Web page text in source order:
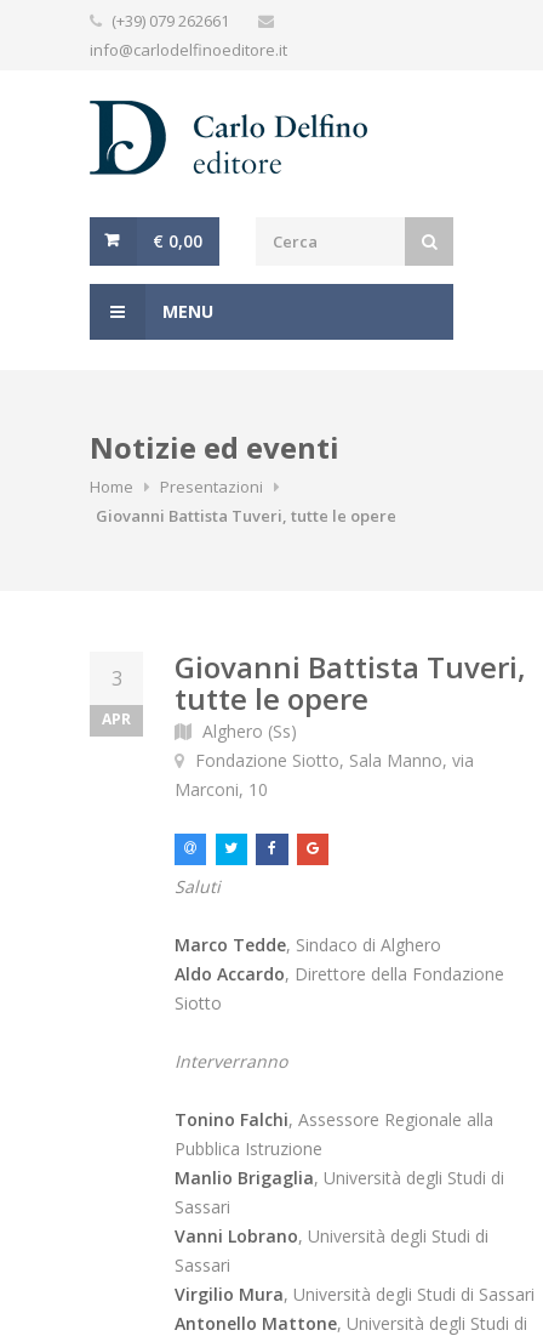
(+39) 079 262661
info@carlodelfinoeditore.it
€ 0,00
MENU
Notizie ed eventi
Home
Presentazioni
Giovanni Battista Tuveri, tutte le opere
3
APR
Giovanni Battista Tuveri,
tutte le opere
Alghero (Ss)
Fondazione Siotto, Sala Manno, via
Marconi, 10
Saluti
Marco Tedde, Sindaco di Alghero
Aldo Accardo, Direttore della Fondazione
Siotto
Interverranno
Tonino Falchi, Assessore Regionale alla
Pubblica Istruzione
Manlio Brigaglia, Università degli Studi di
Sassari
Vanni Lobrano, Università degli Studi di
Sassari
Virgilio Mura, Università degli Studi di Sassari
Antonello Mattone, Università degli Studi di